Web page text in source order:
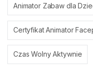
Animator Zabaw dla
Certyfikat Animator
Czas Wolny Aktywnie